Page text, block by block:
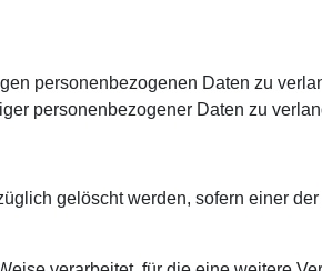
personenbezogenen Daten zu
personenbezogener Daten zu
gelöscht werden, sofern einer